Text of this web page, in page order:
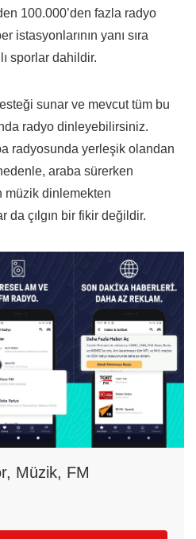
100.000’den fazla radyo
istasyonlarının yanı sıra
sporlar dahildir.
sunar ve mevcut tüm bu
radyo dinleyebilirsiniz.
radyosunda yerleşik olandan
araba sürerken
müzik dinlemekten
da çılgın bir fikir değildir.
Müzik, FM